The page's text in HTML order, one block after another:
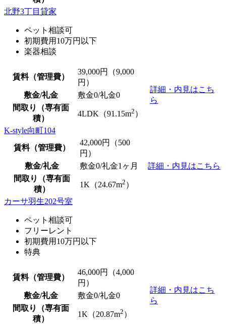
北野3丁目貸家
ペット相談可
初期費用10万円以下
楽器相談
賃料（管理費）
39,000円（9,000
円）
詳細・内見はこち
ら
敷金/礼金 敷金0/礼金0
間取り（専有面
積）
4LDK（91.15m2 ）
K-style向町104
賃料（管理費）
42,000円（500
円）
詳細・内見はこちら
敷金/礼金 敷金0/礼金1ヶ月
間取り（専有面
積）
1K（24.67m2 ）
カーサ羽生202号室
ペット相談可
フリーレント
初期費用10万円以下
特典
賃料（管理費）
46,000円（4,000
円）
詳細・内見はこち
ら
敷金/礼金 敷金0/礼金0
間取り（専有面
積）
1K（20.87m2 ）